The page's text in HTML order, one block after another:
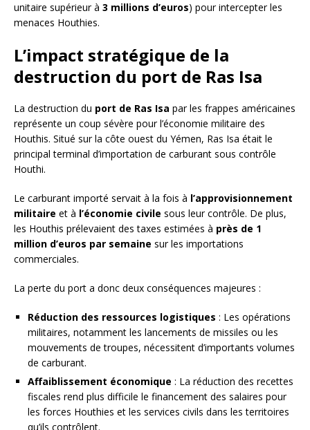
unitaire supérieur à 3 millions d’euros) pour intercepter les
menaces Houthies.
L’impact stratégique de la
destruction du port de Ras Isa
La destruction du port de Ras Isa par les frappes américaines
représente un coup sévère pour l’économie militaire des
Houthis. Situé sur la côte ouest du Yémen, Ras Isa était le
principal terminal d’importation de carburant sous contrôle
Houthi.
Le carburant importé servait à la fois à l’approvisionnement
militaire et à l’économie civile sous leur contrôle. De plus,
les Houthis prélevaient des taxes estimées à près de 1
million d’euros par semaine sur les importations
commerciales.
La perte du port a donc deux conséquences majeures :
Réduction des ressources logistiques : Les opérations
militaires, notamment les lancements de missiles ou les
mouvements de troupes, nécessitent d’importants volumes
de carburant.
Affaiblissement économique : La réduction des recettes
fiscales rend plus difficile le financement des salaires pour
les forces Houthies et les services civils dans les territoires
qu’ils contrôlent.